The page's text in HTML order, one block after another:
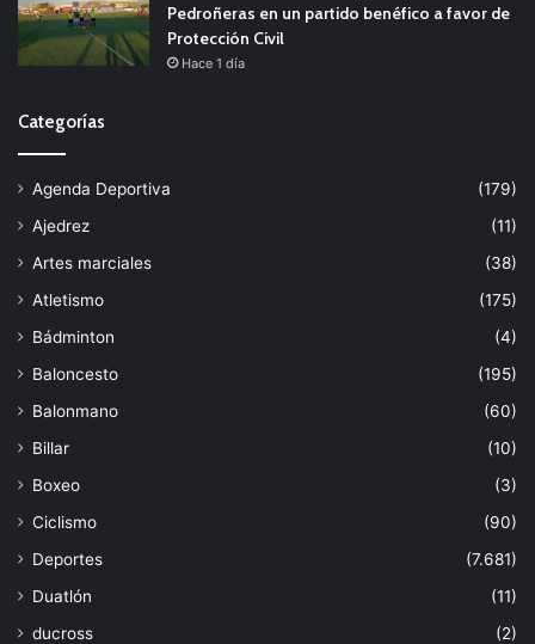
Pedroñeras en un partido benéfico a favor de
Protección Civil
Hace 1 día
Categorías
Agenda Deportiva
(179)
Ajedrez
(11)
Artes marciales
(38)
Atletismo
(175)
Bádminton
(4)
Baloncesto
(195)
Balonmano
(60)
Billar
(10)
Boxeo
(3)
Ciclismo
(90)
Deportes
(7.681)
Duatlón
(11)
ducross
(2)